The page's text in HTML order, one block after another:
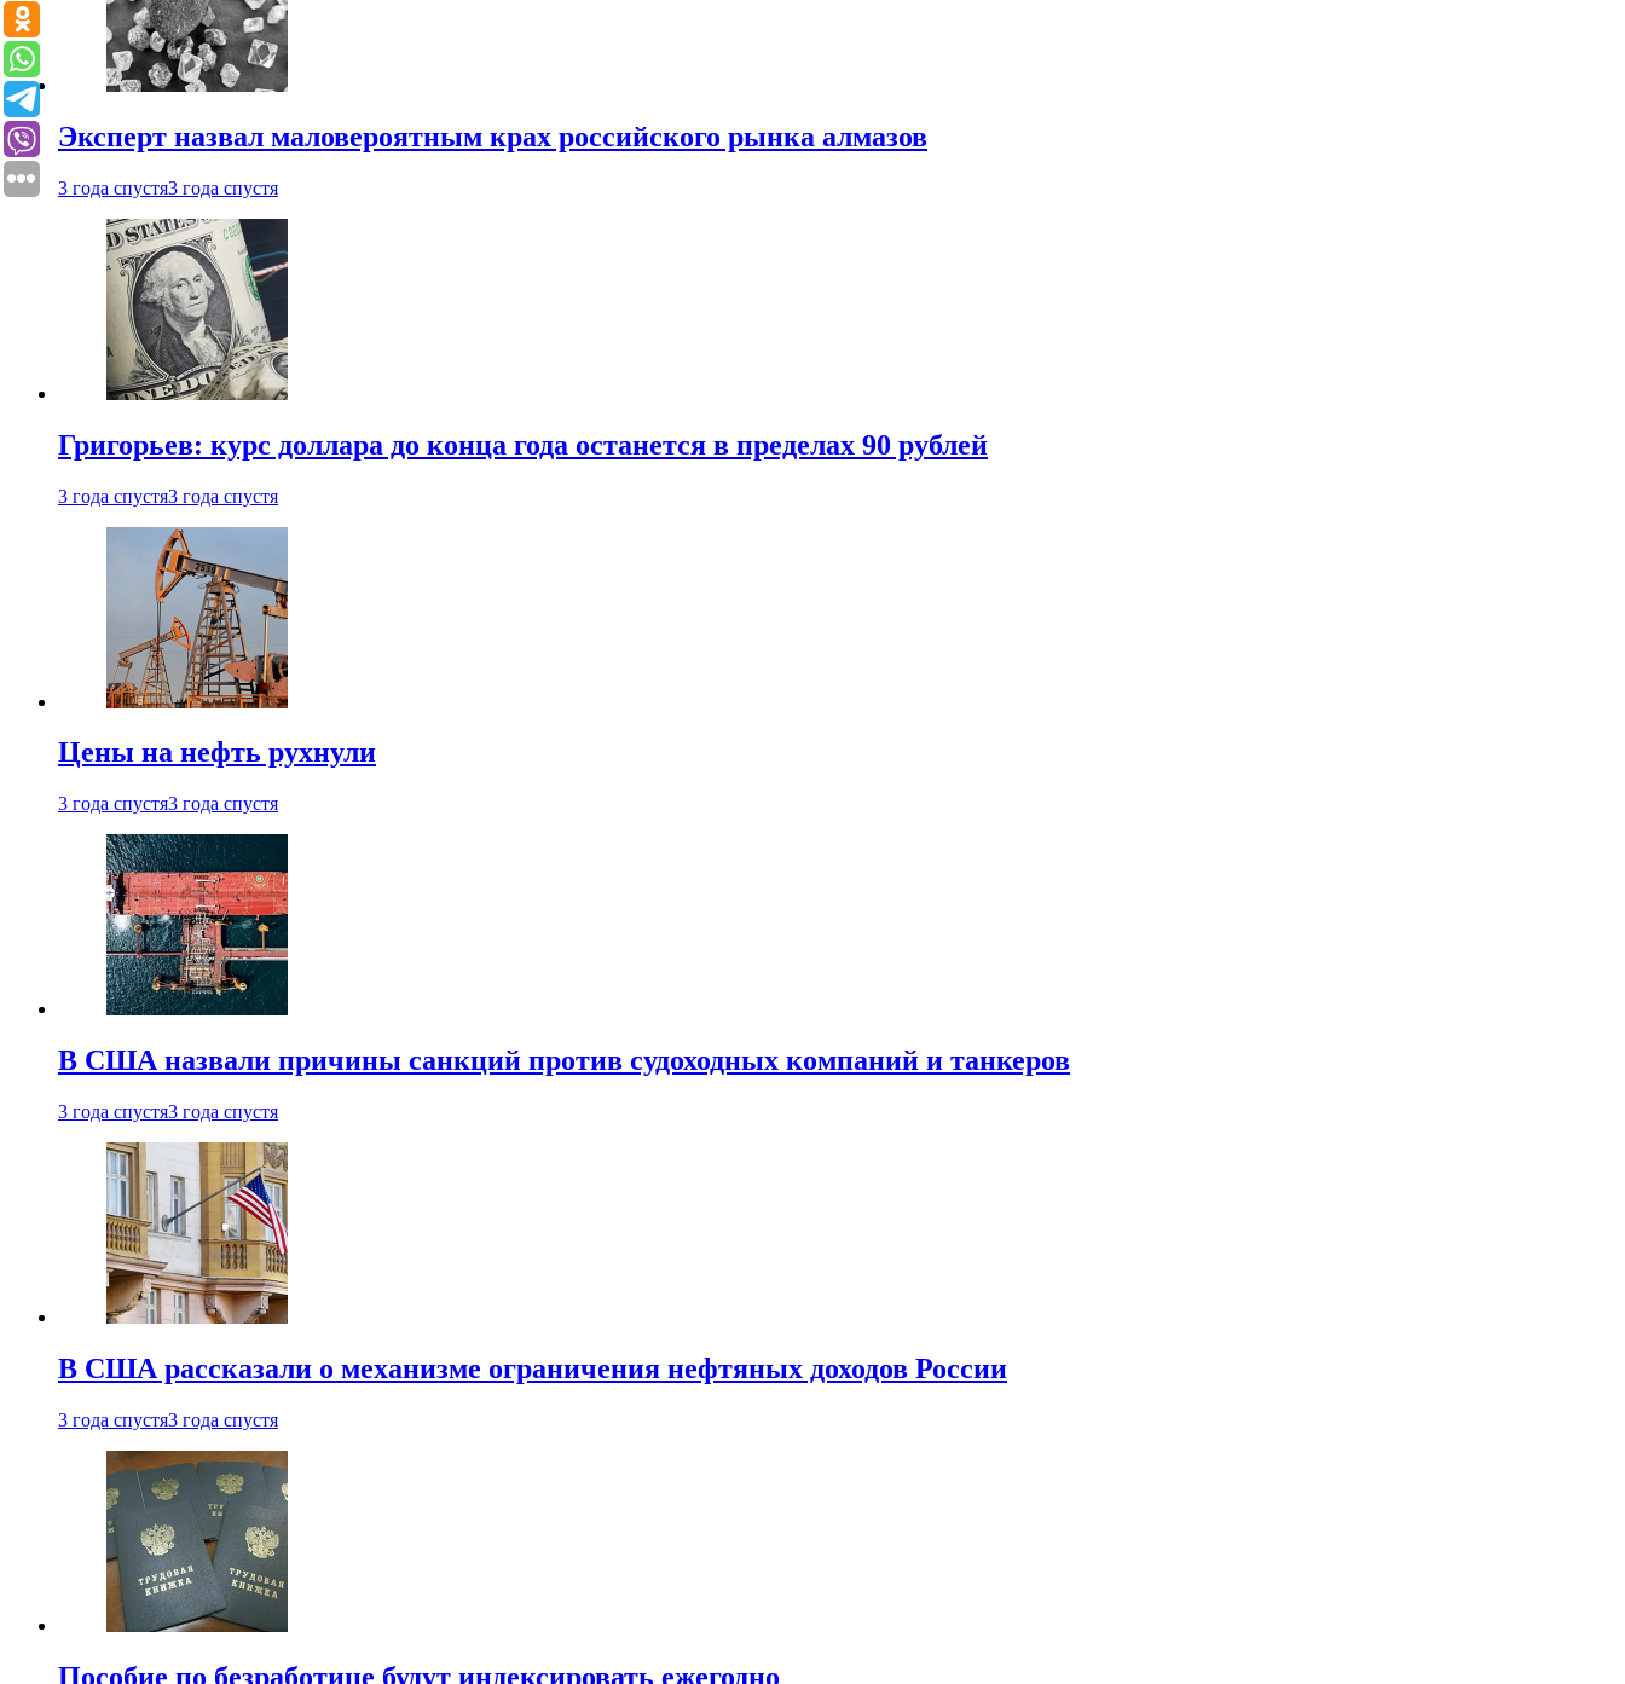
Эксперт назвал маловероятным крах российского рынка алмазов
3 года спустя3 года спустя
Григорьев: курс доллара до конца года останется в пределах 90 рублей
3 года спустя3 года спустя
Цены на нефть рухнули
3 года спустя3 года спустя
В США назвали причины санкций против судоходных компаний и танкеров
3 года спустя3 года спустя
В США рассказали о механизме ограничения нефтяных доходов России
3 года спустя3 года спустя
Пособие по безработице будут индексировать ежегодно